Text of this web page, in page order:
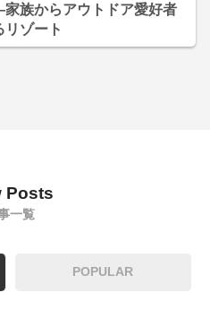
族からアウトドア愛好者
リゾート
Posts
一覧
POPULAR